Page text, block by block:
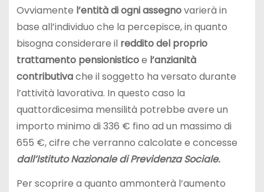
Ovviamente l’entità di ogni assegnovarierà in
base all’individuo che la percepisce, in quanto
bisogna considerare il reddito del proprio
trattamento pensionisticoe l’anzianità
contributivache il soggetto ha versato durante
l’attività lavorativa. In questo caso la
quattordicesima mensilità potrebbe avere un
importo minimo di 336 € fino ad un massimo di
655 €, cifre che verranno calcolate e concesse
dall’Istituto Nazionale di Previdenza Sociale.
Per scoprire a quanto ammonterà l’aumento